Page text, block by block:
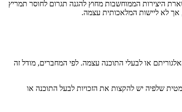
היצירות הממוחשבות מחוץ להגנה תגרום לחוסר תמריץ
או לבעלי התוכנה עצמה. לפי המחברים, מודל זה
שלפיה יש להקצות את הזכויות לבעל התוכנה או